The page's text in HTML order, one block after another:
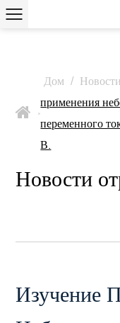
>
Дом / Новости
применения
переменного
В.
Новости
Изучение